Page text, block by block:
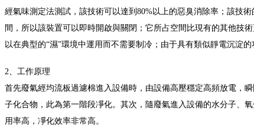
經氣味測定法測試，該技術可以達到80%以上的惡臭消除率；該技
間，所以該裝置可以即時開啟與關閉；它所占空間比現有的其他技
以在典型的“濕”環境中運用而不需要制冷；由于具有類似靜電沉淀
2、工作原理
首先廢氣經均流板過濾棉進入設備時，由設備高壓穩定高頻放電，
子化合物，此為第一階段凈化。其次，隨廢氣進入設備的水分子、
用率高，凈化效率非常高。